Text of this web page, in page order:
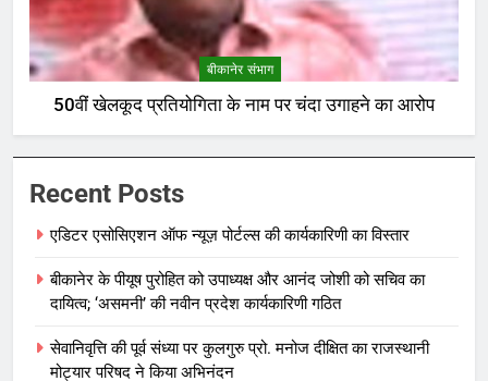
बीकानेर संभाग
50वीं खेलकूद प्रतियोगिता के नाम पर चंदा उगाहने का आरोप
Recent Posts
एडिटर एसोसिएशन ऑफ न्यूज़ पोर्टल्स की कार्यकारिणी का विस्तार
बीकानेर के पीयूष पुरोहित को उपाध्यक्ष और आनंद जोशी को सचिव का
दायित्व; ‘असमनी’ की नवीन प्रदेश कार्यकारिणी गठित
सेवानिवृत्ति की पूर्व संध्या पर कुलगुरु प्रो. मनोज दीक्षित का राजस्थानी
मोट्यार परिषद ने किया अभिनंदन